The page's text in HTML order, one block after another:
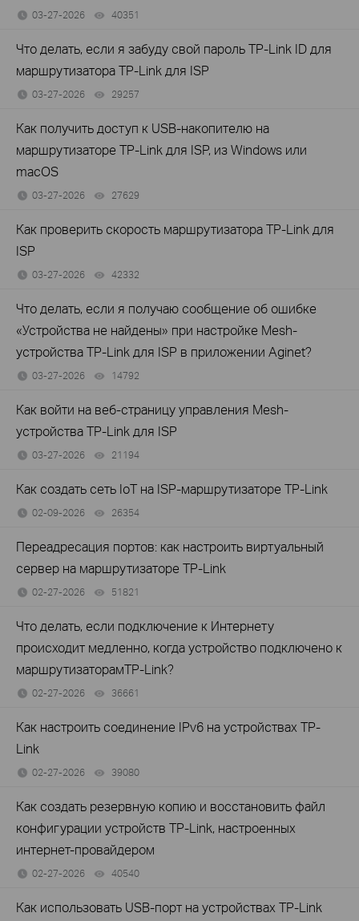
03-27-2026 40351
Что делать, если я забуду свой пароль TP-Link ID для
маршрутизатора TP-Link для ISP
03-27-2026 29257
Как получить доступ к USB-накопителю на
маршрутизаторе TP-Link для ISP, из Windows или
macOS
03-27-2026 27629
Как проверить скорость маршрутизатора TP-Link для
ISP
03-27-2026 42332
Что делать, если я получаю сообщение об ошибке
«Устройства не найдены» при настройке Mesh-
устройства TP-Link для ISP в приложении Aginet?
03-27-2026 14792
Как войти на веб-страницу управления Mesh-
устройства TP-Link для ISP
03-27-2026 21194
Как создать сеть IoT на ISP-маршрутизаторе TP-Link
02-09-2026 26354
Переадресация портов: как настроить виртуальный
сервер на маршрутизаторе TP-Link
02-27-2026 51821
Что делать, если подключение к Интернету
происходит медленно, когда устройство подключено к
маршрутизаторамTP-Link?
02-27-2026 36661
Как настроить соединение IPv6 на устройствах TP-
Link
02-27-2026 39080
Как создать резервную копию и восстановить файл
конфигурации устройств TP-Link, настроенных
интернет-провайдером
02-27-2026 40540
Как использовать USB-порт на устройствах TP-Link